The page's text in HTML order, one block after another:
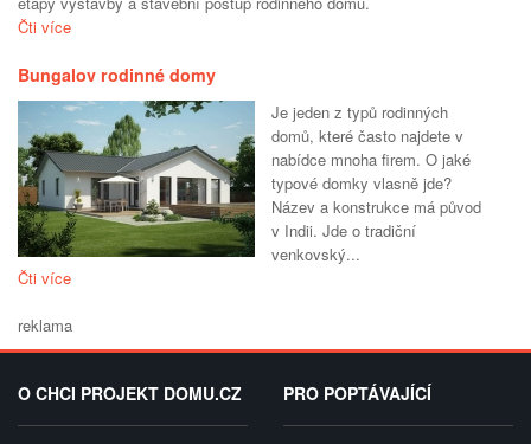
Čti více
Bungalov rodinné domy
Je jeden z typů rodinných
domů, které často najdete v
nabídce mnoha firem. O jaké
typové domky vlasně jde?
Název a konstrukce má původ
v Indii. Jde o tradiční
venkovský...
Čti více
reklama
O CHCI PROJEKT DOMU.CZ PRO POPTÁVAJÍCÍ